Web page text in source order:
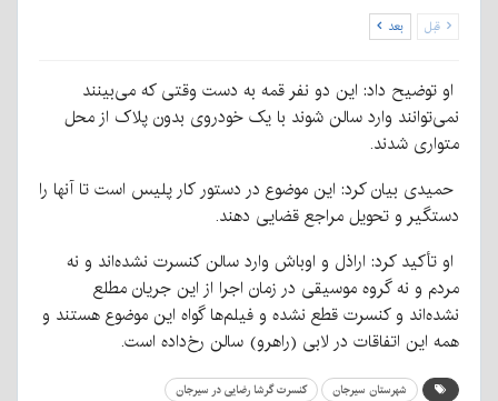
قبل بعد
او توضیح داد: این دو نفر قمه به دست وقتی که می‌بینند
نمی‌توانند وارد سالن شوند با یک خودروی بدون پلاک از محل
متواری شدند.
حمیدی بیان کرد: این موضوع در دستور کار پلیس است تا آنها را
دستگیر و تحویل مراجع قضایی دهند.
او تأکید کرد: اراذل و اوباش وارد سالن کنسرت نشده‌اند و نه
مردم و نه گروه موسیقی در زمان اجرا از این جریان مطلع
نشده‌اند و کنسرت قطع نشده و فیلم‌ها گواه این موضوع هستند و
همه این اتفاقات در لابی (راهرو) سالن رخ‌داده است.
شهرستان سیرجان کنسرت گرشا رضایی در سیرجان